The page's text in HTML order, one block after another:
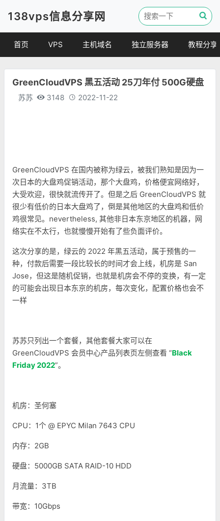
138vps信息分享网
首页 VPS
便宜VPS
VPS评测
主机域名
虚拟主机
独立服务器 教程分享
建站教程
GreenCloudVPS 黑五活动 25刀年付 500G硬盘
苏苏 3148 2022-11-22
GreenCloudVPS 在国内被称为绿云，被我们熟知是因为一
次日本的大盘鸡促销活动，那个大盘鸡，价格便宜网络好，
大受欢迎，很快就流传开了。但是之后 GreenCloudVPS 就
很少有低价的日本大盘鸡了，倒是其他地区的大盘鸡和低价
鸡很常见。nevertheless, 其他非日本东京地区的机器，网
络实在不太行，也就慢慢开始有了些负面评价。
这次分享的是，绿云的 2022 年黑五活动，属于预售的一
种，付款后需要一段比较长的时间才会上线，机房是 San
Jose，但这是随机促销，也就是机房会不停的变换，有一定
的可能会出现日本东京的机房，每次变化，配置价格也会不
一样
苏苏只列出一个套餐，其他套餐大家可以在
GreenCloudVPS 会员中心产品列表页左侧查看 “Black
Friday 2022”。
机房：圣何塞
CPU：1个 @ EPYC Milan 7643 CPU
内存：2GB
硬盘：5000GB SATA RAID-10 HDD
月流量：3TB
带宽：10Gbps